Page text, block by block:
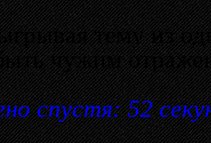
тему из
чужим
спустя: 52